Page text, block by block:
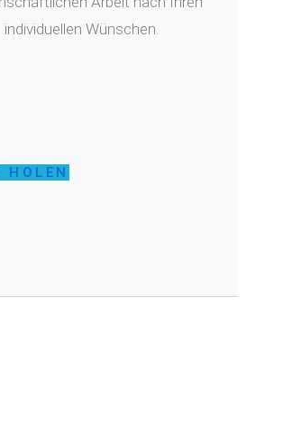
individuellen Wünschen.
HOLEN